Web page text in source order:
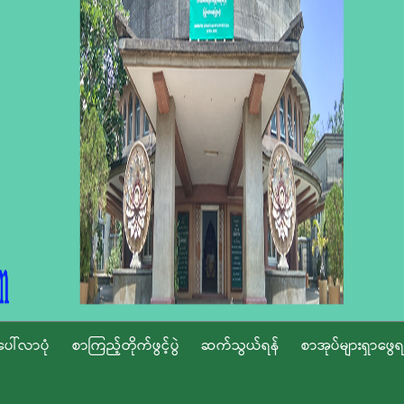
ါ်လာပုံ စာကြည့်တိုက်ဖွင့်ပွဲ ဆက်သွယ်ရန် စာအုပ်များရှာဖွေ